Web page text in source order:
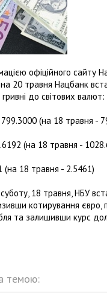
офіційного сайту
20 травня Нацбанк
до світових валют:
(на 18 травня -
(на 18 травня -
(на 18 травня - 2.5461)
18 травня, НБУ
котирування
та залишивши курс
темою: